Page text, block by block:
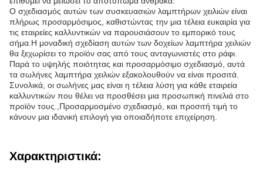
Ο σχεδιασμός αυτών των συσκευασιών λαμπτήρων χειλιών είναι
πλήρως προσαρμόσιμος, καθιστώντας την μια τέλεια ευκαιρία για
τις εταιρείες καλλυντικών να παρουσιάσουν το εμπορικό τους
σήμα.Η μοναδική σχεδίαση αυτών των δοχείων λαμπτήρα χειλιών
θα ξεχωρίσει το προϊόν σας από τους ανταγωνιστές στο ράφι.
Παρά το υψηλής ποιότητας και προσαρμόσιμο σχεδιασμό, αυτά
τα σωλήνες λαμπτήρα χειλιών εξακολουθούν να είναι προσιτά.
Συνολικά, οι σωλήνες μας είναι η τέλεια λύση για κάθε εταιρεία
καλλυντικών που θέλει να προσθέσει μια προσωπική πινελιά στο
προϊόν τους.,Προσαρμοσμένο σχεδιασμό, και προσιτή τιμή το
κάνουν μια ιδανική επιλογή για οποιαδήποτε επιχείρηση.
Χαρακτηριστικά: